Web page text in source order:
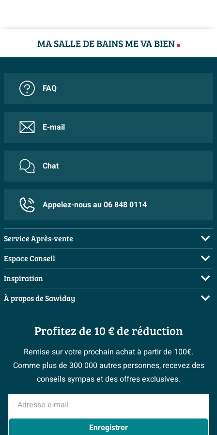
Confort optimal pour des bains relaxants
MA SALLE DE BAINS ME VA BIEN
FAQ
E-mail
Chat
Appelez-nous au 06 848 0114
Service Après-vente
FAQ
Commander
Payer
Livraison / retrait
Garantie & réclamations
Politique d’avis
> Service client
Espace Conseil
Visite sur rendez-vous
Demandez votre devis
Planificateur 3D
Les bons tuyaux
Espace bricolage
> Espace Conseil
Inspiration
Salles de bains complètes
Inspiration toilettes
Moodboards
Magazine
#Mysawiday
> Inspiration salle de bains
À propos de Sawiday
Qui est Sawiday ?
Postes vacants
Espace Pro
BeCommerce
> Tout sur nos showrooms
Profitez de 10 € de réduction
Remise sur votre prochain achat à partir de 100€.
Comme plus de 300 000 autres personnes, recevez des
conseils sympas et des offres exclusives.
Adresse e-mail
Enregistrer